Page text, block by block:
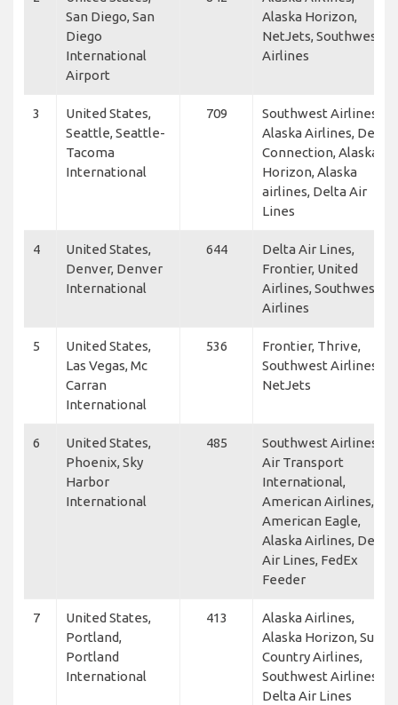
San Diego, San
Diego
International
Airport
Alaska Horizon,
NetJets, Southwest
Airlines
3
United States,
Seattle, Seattle-
Tacoma
International
709
Southwest Airlines,
Alaska Airlines, Delta
Connection, Alaska
Horizon, Alaska
airlines, Delta Air
Lines
4
United States,
Denver, Denver
International
644
Delta Air Lines,
Frontier, United
Airlines, Southwest
Airlines
5
United States,
Las Vegas, Mc
Carran
International
536
Frontier, Thrive,
Southwest Airlines,
NetJets
6
United States,
Phoenix, Sky
Harbor
International
485
Southwest Airlines,
Air Transport
International,
American Airlines,
American Eagle,
Alaska Airlines, Delta
Air Lines, FedEx
Feeder
7
United States,
Portland,
Portland
International
413
Alaska Airlines,
Alaska Horizon, Sun
Country Airlines,
Southwest Airlines,
Delta Air Lines